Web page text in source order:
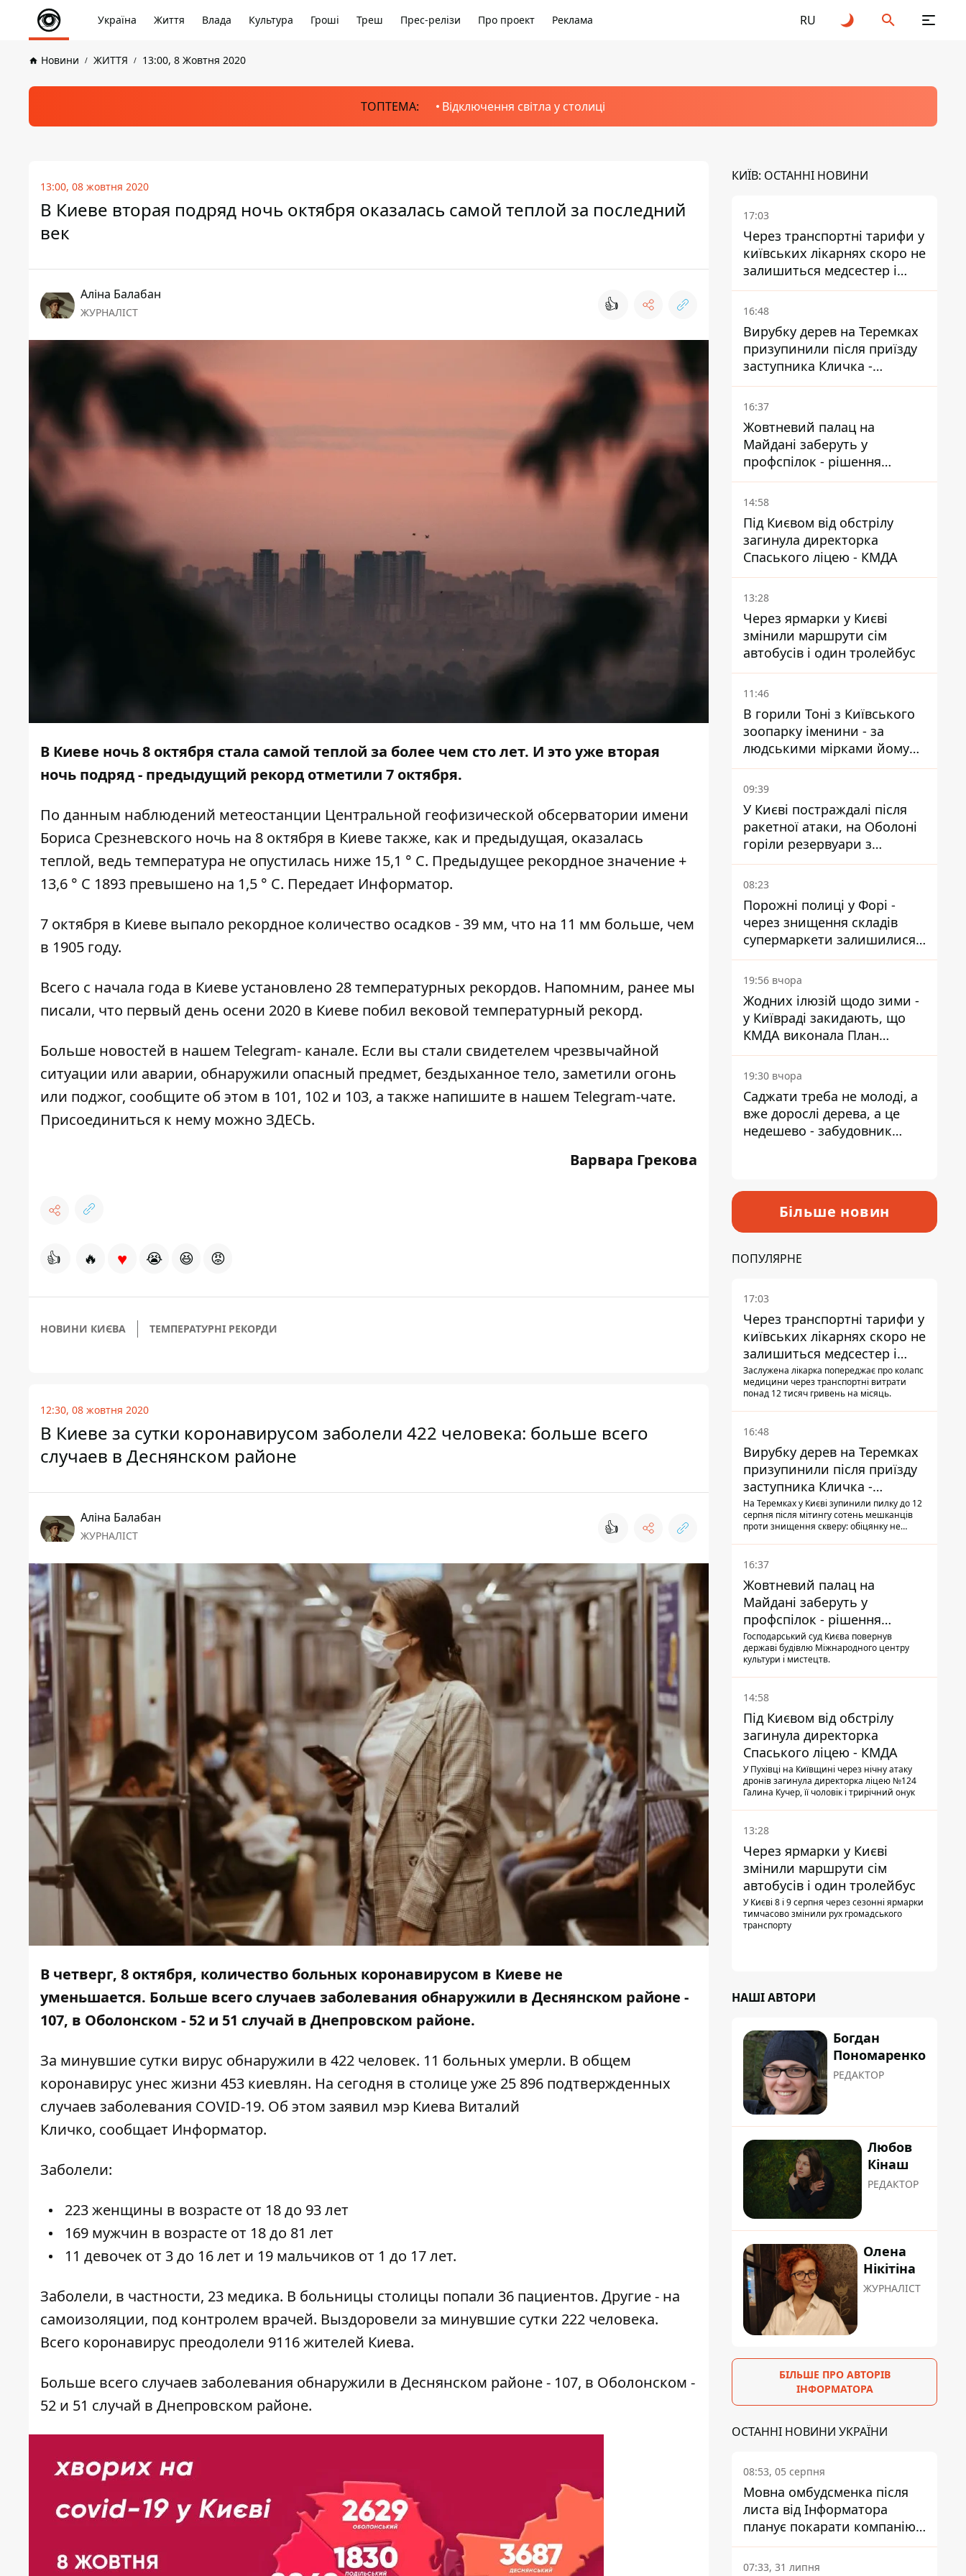
Україна Життя Влада Культура Гроші Треш Прес-релізи Про проект Реклама RU
Новини ЖИТТЯ 13:00, 8 Жовтня 2020
ТОПТЕМА: Відключення світла у столиці
13:00, 08 жовтня 2020
В Киеве вторая подряд ночь октября оказалась самой теплой за последний
век
Аліна Балабан
ЖУРНАЛІСТ 👍
В Киеве ночь 8 октября стала самой теплой за более чем сто лет. И это уже вторая
ночь подряд - предыдущий рекорд отметили 7 октября.
По данным наблюдений метеостанции Центральной геофизической обсерватории имени
Бориса Срезневского ночь на 8 октября в Киеве также, как и предыдущая, оказалась
теплой, ведь температура не опустилась ниже 15,1 ° С. Предыдущее рекордное значение +
13,6 ° С 1893 превышено на 1,5 ° С. Передает Информатор.
7 октября в Киеве выпало рекордное количество осадков - 39 мм, что на 11 мм больше, чем
в 1905 году.
Всего с начала года в Киеве установлено 28 температурных рекордов. Напомним, ранее мы
писали, что первый день осени 2020 в Киеве побил вековой температурный рекорд.
Больше новостей в нашем Telegram- канале. Если вы стали свидетелем чрезвычайной
ситуации или аварии, обнаружили опасный предмет, бездыханное тело, заметили огонь
или поджог, сообщите об этом в 101, 102 и 103, а также напишите в нашем Telegram-чате.
Присоединиться к нему можно ЗДЕСЬ.
Варвара Грекова
👍 🔥 ♥ 😭 😆 😡
НОВИНИ КИЄВА ТЕМПЕРАТУРНІ РЕКОРДИ
12:30, 08 жовтня 2020
В Киеве за сутки коронавирусом заболели 422 человека: больше всего
случаев в Деснянском районе
Аліна Балабан
ЖУРНАЛІСТ 👍
В четверг, 8 октября, количество больных коронавирусом в Киеве не
уменьшается. Больше всего случаев заболевания обнаружили в Деснянском районе -
107, в Оболонском - 52 и 51 случай в Днепровском районе.
За минувшие сутки вирус обнаружили в 422 человек. 11 больных умерли. В общем
коронавирус унес жизни 453 киевлян. На сегодня в столице уже 25 896 подтвержденных
случаев заболевания COVID-19. Об этом заявил мэр Киева Виталий
Кличко, сообщает Информатор.
Заболели:
223 женщины в возрасте от 18 до 93 лет
169 мужчин в возрасте от 18 до 81 лет
11 девочек от 3 до 16 лет и 19 мальчиков от 1 до 17 лет.
Заболели, в частности, 23 медика. В больницы столицы попали 36 пациентов. Другие - на
самоизоляции, под контролем врачей. Выздоровели за минувшие сутки 222 человека.
Всего коронавирус преодолели 9116 жителей Киева.
Больше всего случаев заболевания обнаружили в Деснянском районе - 107, в Оболонском -
52 и 51 случай в Днепровском районе.
КИЇВ: ОСТАННІ НОВИНИ
17:03
Через транспортні тарифи у
київських лікарнях скоро не
залишиться медсестер і
санітарок - професор
Голубовська
16:48
Вирубку дерев на Теремках
призупинили після приїзду
заступника Кличка -
почався діалог
16:37
Жовтневий палац на
Майдані заберуть у
профспілок - рішення
Господарського суду
14:58
Під Києвом від обстрілу
загинула директорка
Спаського ліцею - КМДА
13:28
Через ярмарки у Києві
змінили маршрути сім
автобусів і один тролейбус
11:46
В горили Тоні з Київського
зоопарку іменини - за
людськими мірками йому
вже понад 90 років
09:39
У Києві постраждалі після
ракетної атаки, на Оболоні
горіли резервуари з
паливом
08:23
Порожні полиці у Форі -
через знищення складів
супермаркети залишилися
без асортименту
19:56 вчора
Жодних ілюзій щодо зими -
у Київраді закидають, що
КМДА виконала План
стійкості на 20%
19:30 вчора
Саджати треба не молоді, а
вже дорослі дерева, а це
недешево - забудовник
Більше новин
ПОПУЛЯРНЕ
17:03
Через транспортні тарифи у
київських лікарнях скоро не
залишиться медсестер і
санітарок - професор
Голубовська
Заслужена лікарка попереджає про колапс
медицини через транспортні витрати
понад 12 тисяч гривень на місяць.
16:48
Вирубку дерев на Теремках
призупинили після приїзду
заступника Кличка -
почався діалог
На Теремках у Києві зупинили пилку до 12
серпня після мітингу сотень мешканців
проти знищення скверу: обіцянку не
прибув налагодити комунікацію
16:37
Жовтневий палац на
Майдані заберуть у
профспілок - рішення
Господарського суду
Господарський суд Києва повернув
державі будівлю Міжнародного центру
культури і мистецтв.
14:58
Під Києвом від обстрілу
загинула директорка
Спаського ліцею - КМДА
У Пухівці на Київщині через нічну атаку
дронів загинула директорка ліцею №124
Галина Кучер, її чоловік і трирічний онук
13:28
Через ярмарки у Києві
змінили маршрути сім
автобусів і один тролейбус
У Києві 8 і 9 серпня через сезонні ярмарки
тимчасово змінили рух громадського
транспорту
НАШІ АВТОРИ
Богдан
Пономаренко
РЕДАКТОР
Любов
Кінаш
РЕДАКТОР
Олена
Нікітіна
ЖУРНАЛІСТ
БІЛЬШЕ ПРО АВТОРІВ
ІНФОРМАТОРА
ОСТАННІ НОВИНИ УКРАЇНИ
08:53, 05 серпня
Мовна омбудсменка після
листа від Інформатора
планує покарати компанію-
підрядника ПриватБанку
07:33, 31 липня